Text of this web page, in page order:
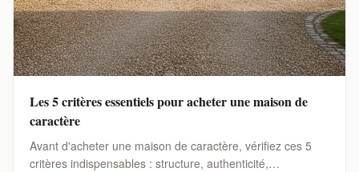
Les 5 critères essentiels pour acheter une maison de
caractère
Avant d'acheter une maison de caractère, vérifiez ces 5
critères indispensables : structure, authenticité,